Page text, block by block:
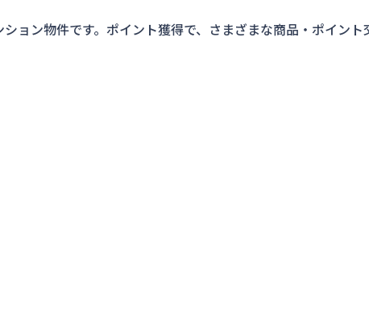
ョン物件です。ポイント獲得で、さまざまな商品・ポイン